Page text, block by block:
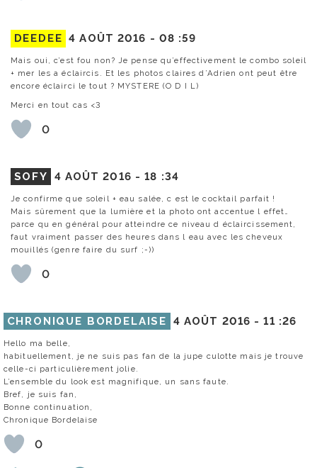
DEEDEE 4 AOÛT 2016 - 08 :59
Mais oui, c’est fou non? Je pense qu’effectivement le combo soleil
+ mer les a éclaircis. Et les photos claires d’Adrien ont peut être
encore éclairci le tout ? MYSTERE (O D I L)
Merci en tout cas <3
0
SOFY 4 AOÛT 2016 -18 :34
Je confirme que soleil + eau salée, c est le cocktail parfait !
Mais sûrement que la lumière et la photo ont accentue l effet…
parce qu en général pour atteindre ce niveau d éclaircissement,
faut vraiment passer des heures dans l eau avec les cheveux
mouillés (genre faire du surf ;-))
0
CHRONIQUE BORDELAISE 4 AOÛT 2016 -11 :26
Hello ma belle,
habituellement, je ne suis pas fan de la jupe culotte mais je trouve
celle-ci particulièrement jolie.
L’ensemble du look est magnifique, un sans faute.
Bref, je suis fan,
Bonne continuation,
Chronique Bordelaise
0